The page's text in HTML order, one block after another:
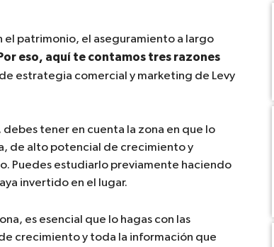
el patrimonio, el aseguramiento a largo
eso, aquí te contamos tres razones
estrategia comercial y marketing de Levy
tener en cuenta la zona en que lo
de alto potencial de crecimiento y
Puedes estudiarlo previamente haciendo
invertido en el lugar.
es esencial que lo hagas con las
crecimiento y toda la información que